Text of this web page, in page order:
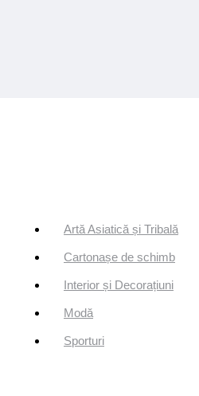
Artă Asiatică și Tribală
Cartonașe de schimb
Interior și Decorațiuni
Modă
Sporturi